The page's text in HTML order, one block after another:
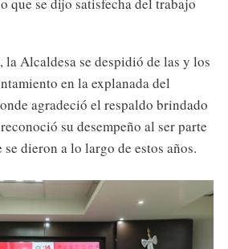
que se dijo satisfecha del trabajo
Alcaldesa se despidió de las y los
en la explanada del
agradeció el respaldo brindado
su desempeño al ser parte
dieron a lo largo de estos años.